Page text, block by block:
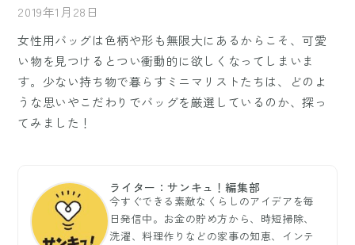
2019年1月28日
女性用バッグは色柄や形も無限大にあるからこそ、可愛
い物を見つけるとつい衝動的に欲しくなってしまいま
す。少ない持ち物で暮らすミニマリストたちは、どのよ
うな思いやこだわりでバッグを厳選しているのか、探っ
てみました！
ライター：サンキュ！編集部
今すぐできる素敵なくらしのアイデアを毎
日発信中。お金の貯め方から、時短掃除、
洗濯、料理作りなどの家事の知恵、インテ